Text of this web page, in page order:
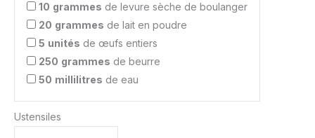
10 grammes de levure sèche de boulanger
20 grammes de lait en poudre
5 unités de œufs entiers
250 grammes de beurre
50 millilitres de eau
Ustensiles